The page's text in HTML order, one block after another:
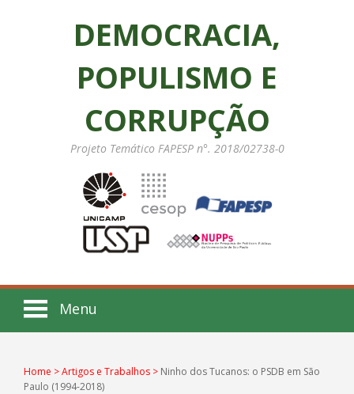
DEMOCRACIA,
POPULISMO E
CORRUPÇÃO
Projeto Temático FAPESP n°. 2018/02738-0
Menu
Home >Artigos e Trabalhos > Ninho dos Tucanos: o PSDB em São
Paulo (1994-2018)